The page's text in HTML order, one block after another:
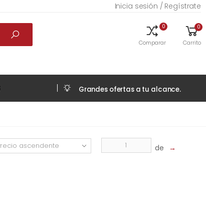
Inicia sesión / Regístrate
0
Comparar
0
Carrito
Grandes ofertas a tu alcance.
de →